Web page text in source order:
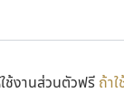
ช้งานส่วนตัวฟรี ถ้า